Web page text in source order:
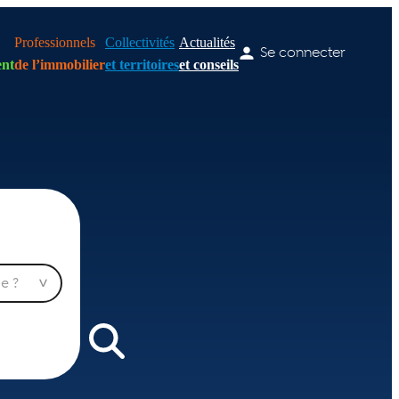
Professionnels
de l’immobilier
Collectivités
et territoires
Actualités
et conseils
Se connecter